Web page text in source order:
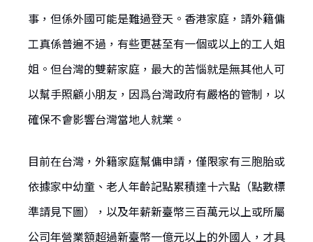
事，但係外國可能是難過登天。香港家庭，請外籍傭
工真係普遍不過，有些更甚至有一個或以上的工人姐
姐。但台灣的雙薪家庭，最大的苦惱就是無其他人可
以幫手照顧小朋友，因爲台灣政府有嚴格的管制，以
確保不會影響台灣當地人就業。
目前在台灣，外籍家庭幫傭申請，僅限家有三胞胎或
依據家中幼童、老人年齡記點累積達十六點（點數標
準請見下圖），以及年薪新臺幣三百萬元以上或所屬
公司年營業額超過新臺幣一億元以上的外國人，才具